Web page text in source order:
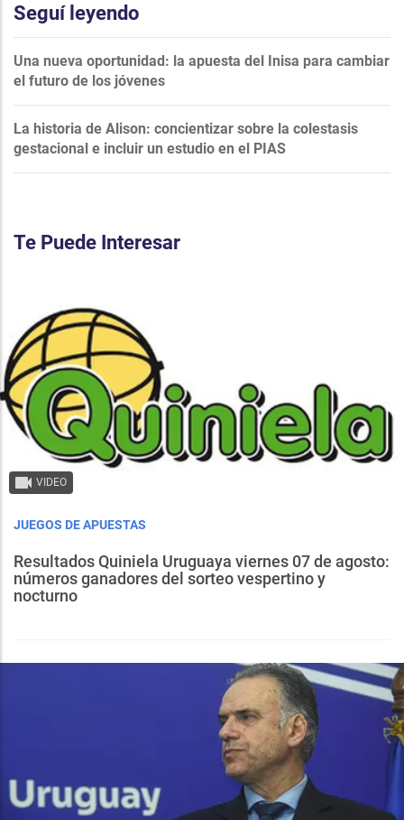
Seguí leyendo
Una nueva oportunidad: la apuesta del Inisa para cambiar
el futuro de los jóvenes
La historia de Alison: concientizar sobre la colestasis
gestacional e incluir un estudio en el PIAS
Te Puede Interesar
VIDEO
JUEGOS DE APUESTAS
Resultados Quiniela Uruguaya viernes 07 de agosto:
números ganadores del sorteo vespertino y
nocturno